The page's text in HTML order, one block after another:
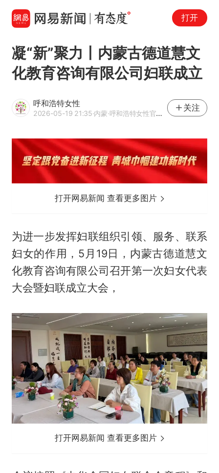
打开
凝“新”聚力丨内蒙古德道慧文
化教育咨询有限公司妇联成立
呼和浩特女性
2026-05-19 21:35·内蒙·呼和浩特女性官方网易号
关注
打开网易新闻 查看更多图片
为进一步发挥妇联组织引领、服务、联系
妇女的作用，5月19日，内蒙古德道慧文
化教育咨询有限公司召开第一次妇女代表
大会暨妇联成立大会，
打开网易新闻 查看更多图片